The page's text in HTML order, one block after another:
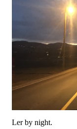
Ler by night.